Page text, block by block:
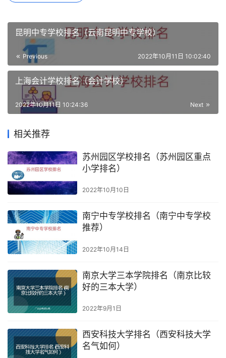
昆明中专学校排名（云南昆明中专学校）
Previous 2022年10月11日 10:02:40
上海会计学校排名（会计学校）
Next
2022年10月11日 10:24:36
相关推荐
苏州园区学校排名（苏州园区重点
小学排名）
2022年10月10日
南宁中专学校排名（南宁中专学校
推荐）
2022年10月14日
南京大学三本学院排名（南京比较
好的三本大学）
2022年9月1日
西安科技大学排名（西安科技大学
名气如何）